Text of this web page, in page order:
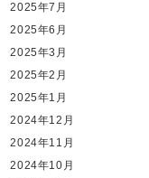
2025年7月
2025年6月
2025年3月
2025年2月
2025年1月
2024年12月
2024年11月
2024年10月